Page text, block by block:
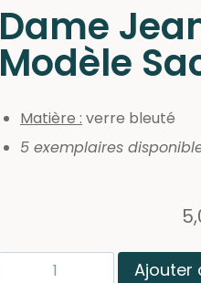
Dame
Modèle
Matière : verre bleuté
5 exemplaires
Ajouter